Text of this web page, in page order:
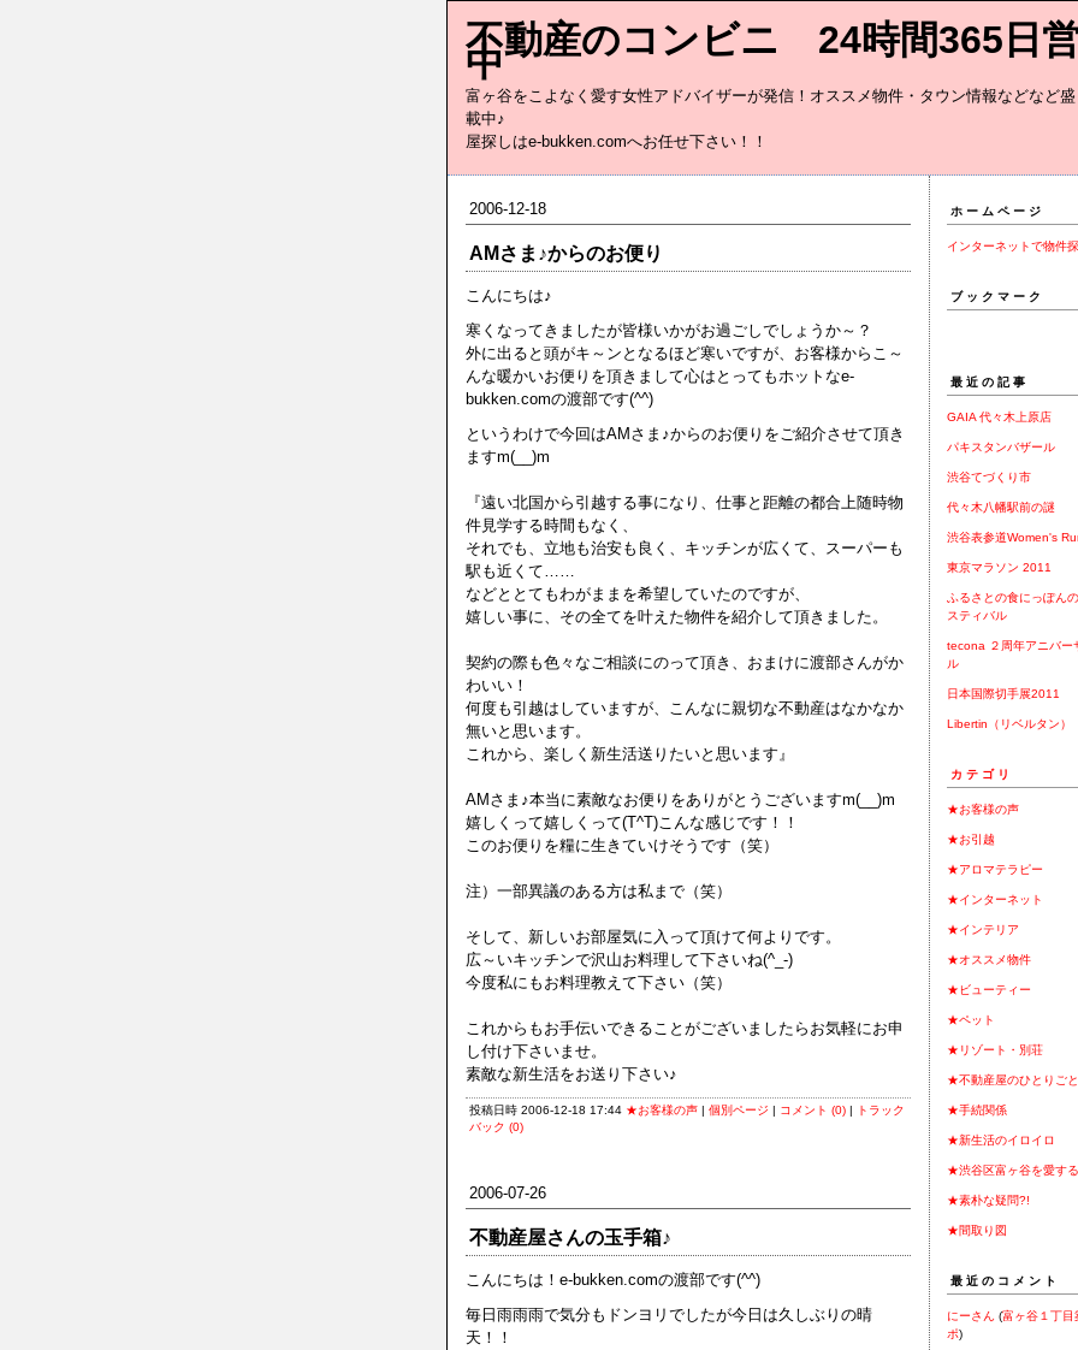
不動産のコンビニ 24時間365日
中
富ヶ谷をこよなく愛す女性アドバイザーが発信！オススメ物件・タウン情報などなど
載中♪ お
屋探しはe-bukken.comへお任せ下さい！！
2006-12-18
AMさま♪からのお便り
こんにちは♪
寒くなってきましたが皆様いかがお過ごしでしょうか～？
外に出ると頭がキ～ンとなるほど寒いですが、お客様からこ～
んな暖かいお便りを頂きまして心はとってもホットなe-
bukken.comの渡部です(^^)
というわけで今回はAMさま♪からのお便りをご紹介させて頂き
ますm(__)m
『遠い北国から引越する事になり、仕事と距離の都合上随時物
件見学する時間もなく、
それでも、立地も治安も良く、キッチンが広くて、スーパーも
駅も近くて……
などととてもわがままを希望していたのですが、
嬉しい事に、その全てを叶えた物件を紹介して頂きました。
契約の際も色々なご相談にのって頂き、 おまけに渡部さんがか
わいい！
何度も引越はしていますが、こんなに親切な不動産はなかなか
無いと思います。
これから、楽しく新生活送りたいと思います』
AMさま♪本当に素敵なお便りをありがとうございますm(__)m
嬉しくって嬉しくって(T^T)こんな感じです！！
このお便りを糧に生きていけそうです（笑）
注）一部異議のある方は私まで（笑）
そして、新しいお部屋気に入って頂けて何よりです。
広～いキッチンで沢山お料理して下さいね(^_-)
今度私にもお料理教えて下さい（笑）
これからもお手伝いできることがございましたらお気軽にお申
し付け下さいませ。
素敵な新生活をお送り下さい♪
投稿日時 2006-12-18 17:44 ★お客様の声 | 個別ページ | コメント (0) |
トラック
バック (0)
2006-07-26
不動産屋さんの玉手箱♪
こんにちは！e-bukken.comの渡部です(^^)
毎日雨雨雨で気分もドンヨリでしたが今日は久しぶりの晴
天！！
ホームページ
インターネットで物件探
ブックマーク
最近の記事
GAIA 代々木上原店
パキスタンバザール
渋谷てづくり市
代々木八幡駅前の謎
渋谷表参道Women's
東京マラソン 2011
ふるさとの食にっぽん
スティバル
tecona ２周年アニバー
ル
日本国際切手展2011
Libertin（リベルタン）
カテゴリ
★お客様の声
★お引越
★アロマテラピー
★インターネット
★インテリア
★オススメ物件
★ビューティー
★ペット
★リゾート・別荘
★不動産屋のひとりごと
★手続関係
★新生活のイロイロ
★渋谷区富ヶ谷を愛す
★素朴な疑問?!
★間取り図
最近のコメント
にーさん (富ヶ谷１丁目
ポ)